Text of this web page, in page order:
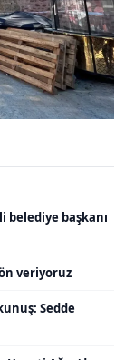
belediye başkanı
veriyoruz
Sedde